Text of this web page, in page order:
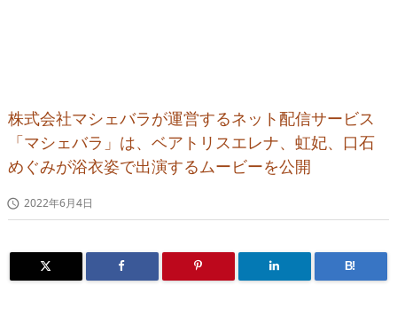
株式会社マシェバラが運営するネット配信サービス
「マシェバラ」は、ベアトリスエレナ、虹妃、口石
めぐみが浴衣姿で出演するムービーを公開
 2022年6月4日
B!